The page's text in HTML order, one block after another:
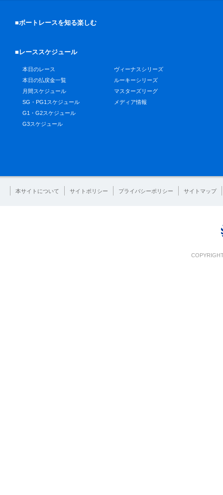
■ボートレースを知る楽しむ
■レーススケジュール
本日のレース
本日の払戻金一覧
月間スケジュール
SG・PG1スケジュール
G1・G2スケジュール
G3スケジュール
ヴィーナスシリーズ
ルーキーシリーズ
マスターズリーグ
メディア情報
本サイトについて サイトポリシー プライバシーポリシー サイトマップ